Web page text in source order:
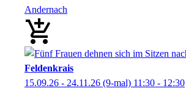
Andernach
Feldenkrais
15.09.26 - 24.11.26 (9-mal) 11:30 - 12:30